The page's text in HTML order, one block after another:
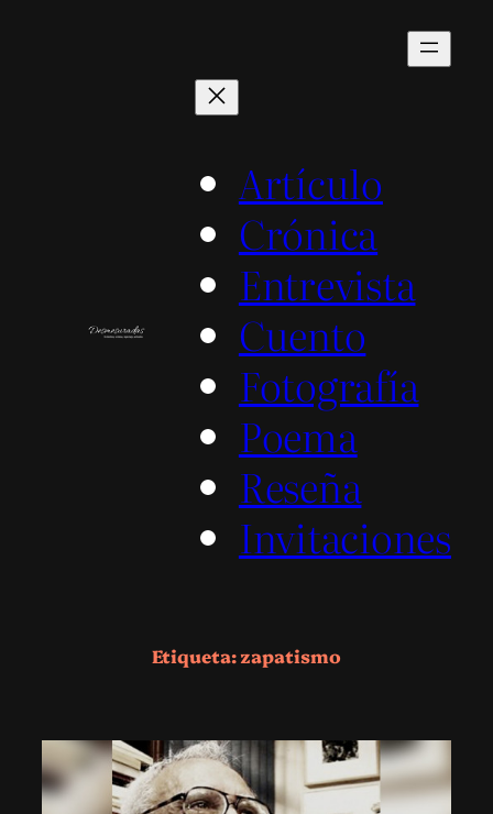
Artículo
Crónica
Entrevista
Cuento
Fotografía
Poema
Reseña
Invitaciones
Etiqueta:zapatismo